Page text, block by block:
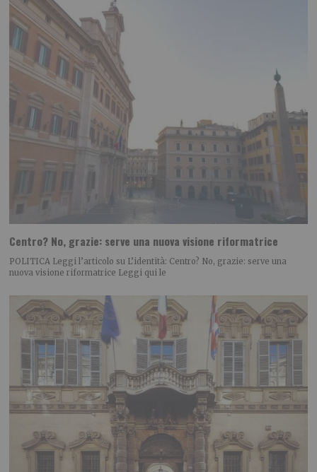
Centro? No, grazie: serve una nuova visione riformatrice
POLITICA Leggi l’articolo su L’identità: Centro? No, grazie: serve una
nuova visione riformatrice Leggi qui le